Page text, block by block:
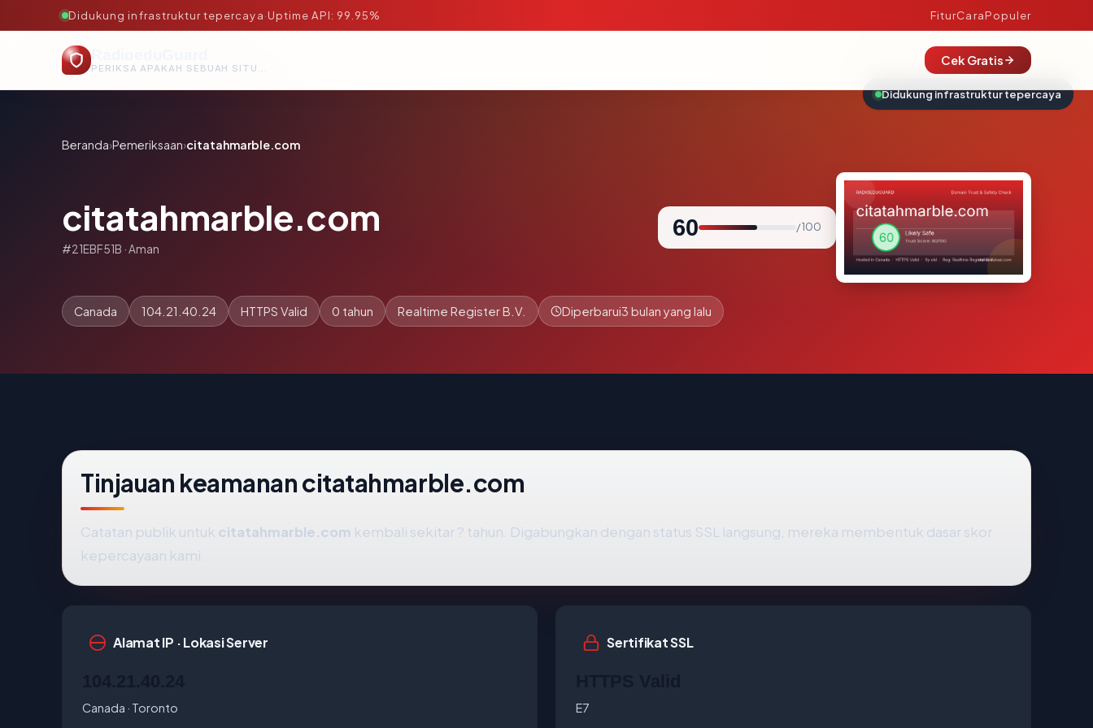
Didukung infrastruktur tepercaya·Uptime API: 99.95% FiturCaraPopuler
PERIKSA APAKAH SEBUAH SITUS AMAN, TEPERCAYA, DAN TERVERIFIKASI DALAM HITUNGAN DETIK.
Cek Gratis
Beranda›Pemeriksaan›citatahmarble.com
citatahmarble.com
#21EBF51B · Aman
60 / 100
Canada 104.21.40.24 HTTPS Valid 0 tahun Realtime Register B.V. Diperbarui3 bulan yang lalu
Tinjauan keamanan citatahmarble.com
Catatan publik untuk citatahmarble.com kembali sekitar ? tahun. Digabungkan dengan status SSL langsung, mereka membentuk dasar skor
kepercayaan kami.
Alamat IP · Lokasi Server
Canada · Toronto
Sertifikat SSL
E7
Didukung infrastruktur tepercaya